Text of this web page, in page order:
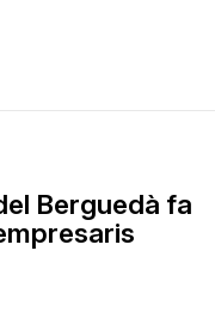
Berguedà fa